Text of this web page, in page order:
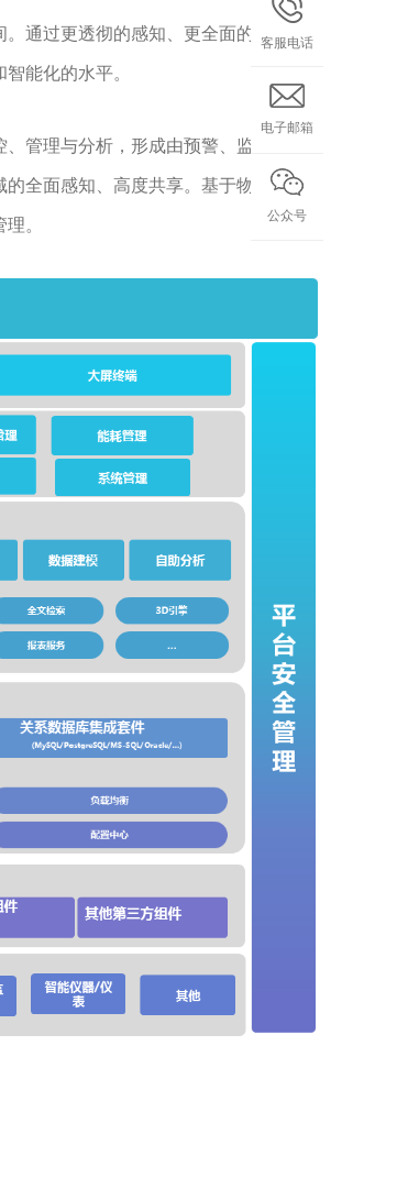
通过更透彻的感知、更全面的互联互
能化的水平。
管理与分析，形成由预警、监测、防
全面感知、高度共享。基于物联网与
。
客服电话
电子邮箱
公众号